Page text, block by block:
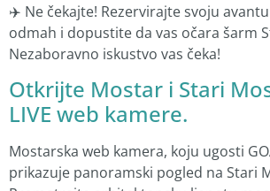
✈️ Ne čekajte! Rezervirajte svoju
odmah i dopustite da vas očara šarm
Nezaboravno iskustvo vas čeka!
Otkrijte Mostar i Stari
LIVE web kamere.
Mostarska web kamera, koju ugosti
prikazuje panoramski pogled na Stari